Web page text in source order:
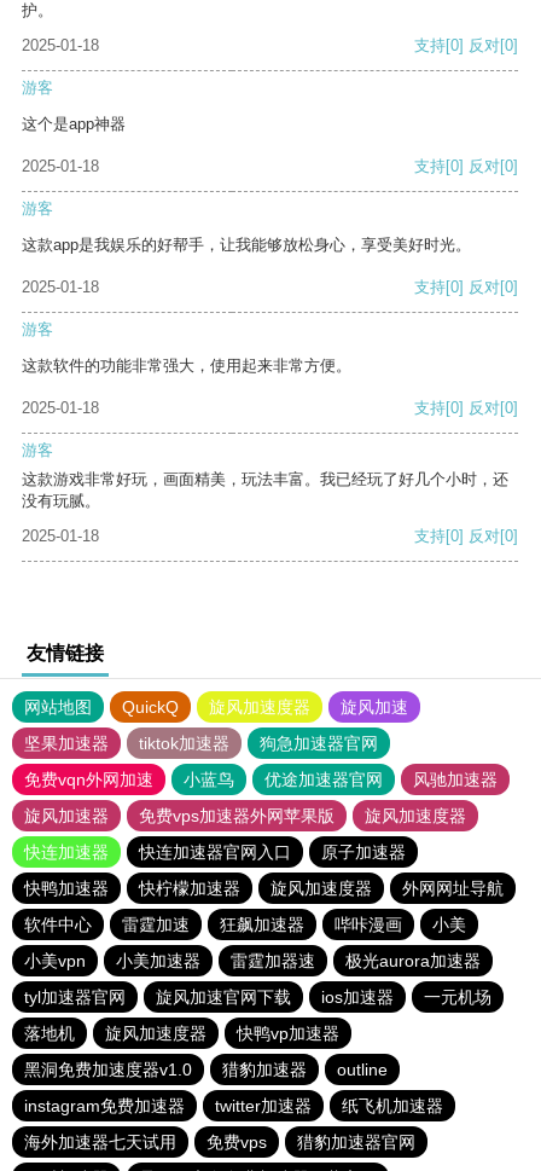
护。
2025-01-18
支持[0] 反对[0]
游客
这个是app神器
2025-01-18 支持[0] 反对[0]
游客
这款app是我娱乐的好帮手，让我能够放松身心，享受美好时光。
2025-01-18 支持[0] 反对[0]
游客
这款软件的功能非常强大，使用起来非常方便。
2025-01-18 支持[0] 反对[0]
游客
这款游戏非常好玩，画面精美，玩法丰富。我已经玩了好几个小时，还
没有玩腻。
2025-01-18
支持[0] 反对[0]
友情链接
网站地图 QuickQ 旋风加速度器
旋风加速
坚果加速器
tiktok加速器
狗急加速器官网
免费vqn外网加速
小蓝鸟 优途加速器官网
风驰加速器
旋风加速器
免费vps加速器外网苹果版
旋风加速度器
快连加速器
快连加速器官网入口
原子加速器
快鸭加速器
快柠檬加速器 旋风加速度器
外网网址导航
软件中心
雷霆加速 狂飙加速器 哔咔漫画
小美
小美vpn
小美加速器 雷霆加器速
极光aurora加速器
tyl加速器官网
旋风加速官网下载 ios加速器
一元机场
落地机
旋风加速度器
快鸭vp加速器
黑洞免费加速度器v1.0
猎豹加速器
outline
instagram免费加速器
twitter加速器
纸飞机加速器
海外加速器七天试用
免费vps
猎豹加速器官网